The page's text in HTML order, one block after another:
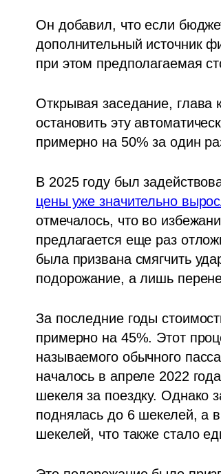
Он добавил, что если
дополнительный источник
при этом предполагаемая
Открывая заседание, глава
остановить эту
примерно на 50% за один
цены уже значительно
отмечалось, что во
предлагается еще раз
была призвана смягчить
подорожание, а лишь
За последние годы
примерно на 45%. Этот
называемого обычного
началось в апреле 2022
шекеля за поездку. Однако
поднялась до 6 шекелей, а
шекелей, что также стало